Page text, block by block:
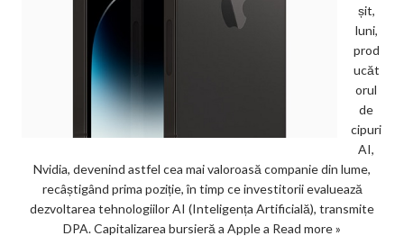
șit,
luni,
prod
ucăt
orul
de
cipuri
AI,
Nvidia, devenind astfel cea mai valoroasă companie din lume,
recâștigând prima poziție, în timp ce investitorii evaluează
dezvoltarea tehnologiilor AI (Inteligența Artificială), transmite
DPA. Capitalizarea bursieră a Apple a Read more »